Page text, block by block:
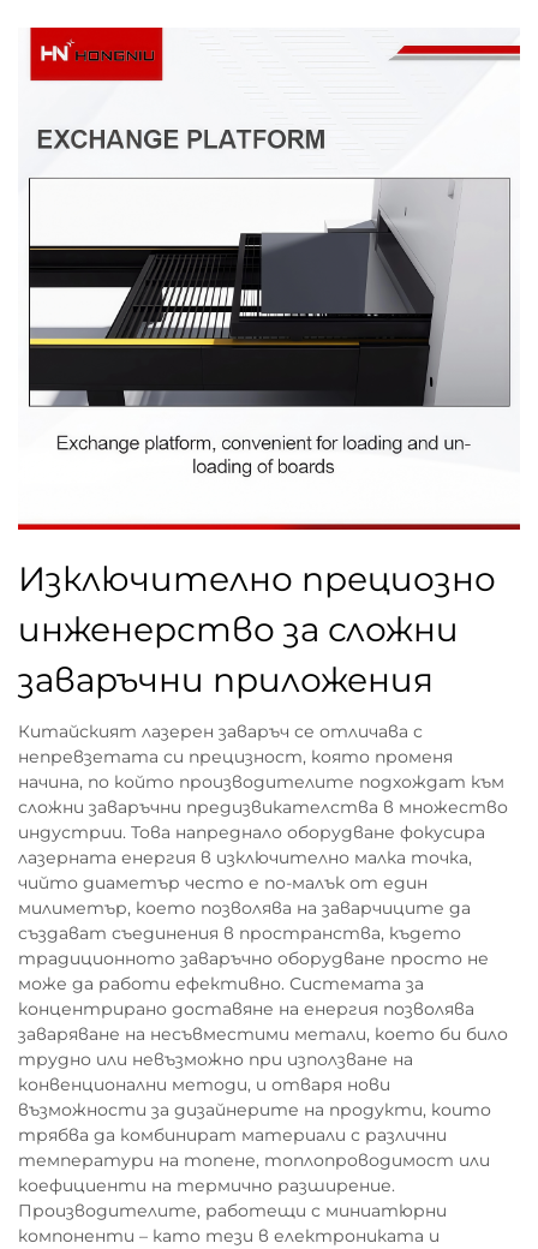
Изключително прециозно
инженерство за сложни
заваръчни приложения
Китайският лазерен заваръч се отличава с
непревзетата си прецизност, която променя
начина, по който производителите подхождат към
сложни заваръчни предизвикателства в множество
индустрии. Това напреднало оборудване фокусира
лазерната енергия в изключително малка точка,
чийто диаметър често е по-малък от един
милиметър, което позволява на заварчиците да
създават съединения в пространства, където
традиционното заваръчно оборудване просто не
може да работи ефективно. Системата за
концентрирано доставяне на енергия позволява
заваряване на несъвместими метали, което би било
трудно или невъзможно при използване на
конвенционални методи, и отваря нови
възможности за дизайнерите на продукти, които
трябва да комбинират материали с различни
температури на топене, топлопроводимост или
коефициенти на термично разширение.
Производителите, работещи с миниатюрни
компоненти – като тези в електрониката и